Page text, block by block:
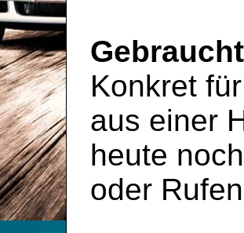
Konkret
aus einer
heute
oder